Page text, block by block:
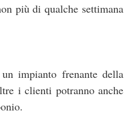
più di qualche settimana
impianto frenante della
i clienti potranno anche